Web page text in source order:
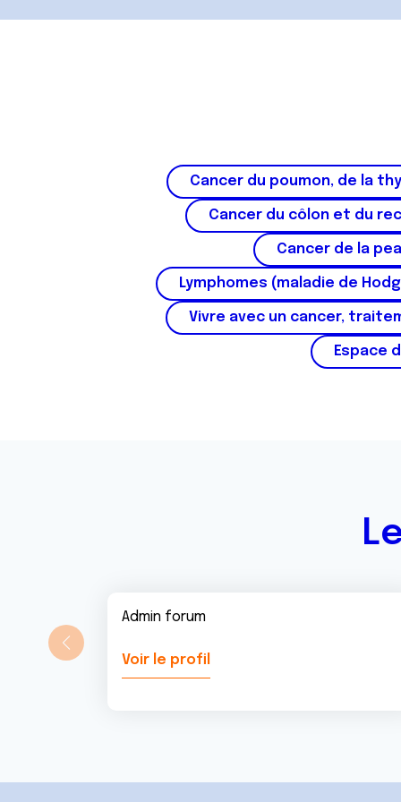
n
Cancer du poumon, de la
Cancer du côlon et du
Cancer de la
Lymphomes (maladie de
Vivre avec un cancer,
Espace
Admin forum
Voir le profil